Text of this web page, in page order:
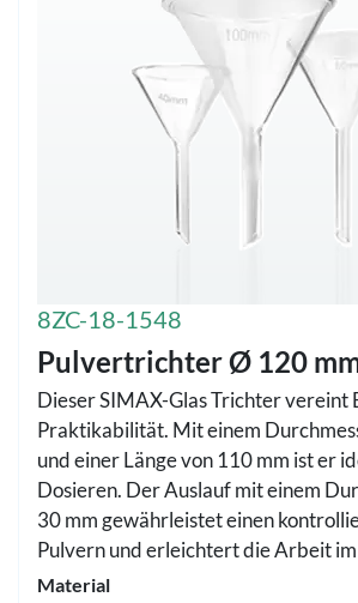
8ZC-18-1548
Pulvertrichter Ø 120
Dieser SIMAX-Glas Trichter vereint
Praktikabilität. Mit einem
und einer Länge von 110 mm ist er
Dosieren. Der Auslauf mit einem
30 mm gewährleistet einen
Pulvern und erleichtert die Arbeit
Material